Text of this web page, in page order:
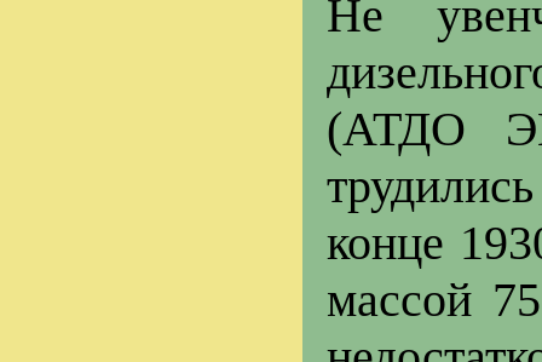
Не
(АТДО
конце
массой